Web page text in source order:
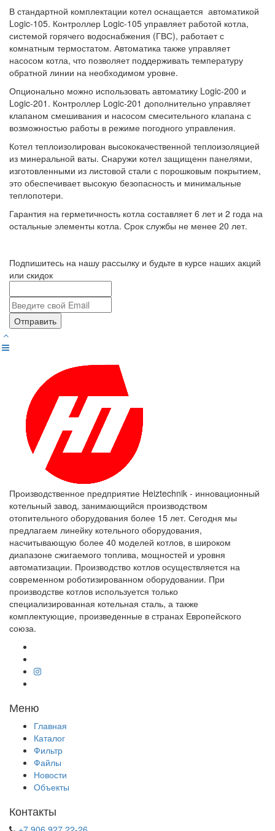
В стандартной комплектации котел оснащается автоматикой
Logic-105. Контроллер Logic-105 управляет работой котла,
системой горячего водоснабжения (ГВС), работает с
комнатным термостатом. Автоматика также управляет
насосом котла, что позволяет поддерживать температуру
обратной линии на необходимом уровне.
Опционально можно использовать автоматику Logic-200 и
Logic-201. Контроллер Logic-201 дополнительно управляет
клапаном смешивания и насосом смесительного клапана с
возможностью работы в режиме погодного управления.
Котел теплоизолирован высококачественной теплоизоляцией
из минеральной ваты. Снаружи котел защищенн панелями,
изготовленными из листовой стали с порошковым покрытием,
это обеспечивает высокую безопасность и минимальные
теплопотери.
Гарантия на герметичность котла составляет 6 лет и 2 года на
остальные элементы котла. Срок службы не менее 20 лет.
Подпишитесь на нашу рассылку и будьте в курсе наших акций
или скидок
Отправить
Производственное предприятие Heiztechnik - инновационный
котельный завод, занимающийся производством
отопительного оборудования более 15 лет. Сегодня мы
предлагаем линейку котельного оборудования,
насчитывающую более 40 моделей котлов, в широком
диапазоне сжигаемого топлива, мощностей и уровня
автоматизации. Производство котлов осуществляется на
современном роботизированном оборудовании. При
производстве котлов используется только
специализированная котельная сталь, а также
комплектующие, произведенные в странах Европейского
союза.
Меню
Главная
Каталог
Фильтр
Файлы
Новости
Объекты
Контакты